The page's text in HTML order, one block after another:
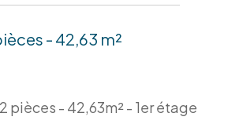
- 42,63 m²
pièces - 42,63m² - 1er étage